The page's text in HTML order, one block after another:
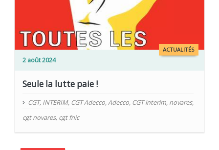
ACTUALITÉS
2 août 2024
Seule la lutte paie !
CGT, INTERIM, CGT Adecco, Adecco, CGT interim, novares,
cgt novares, cgt fnic